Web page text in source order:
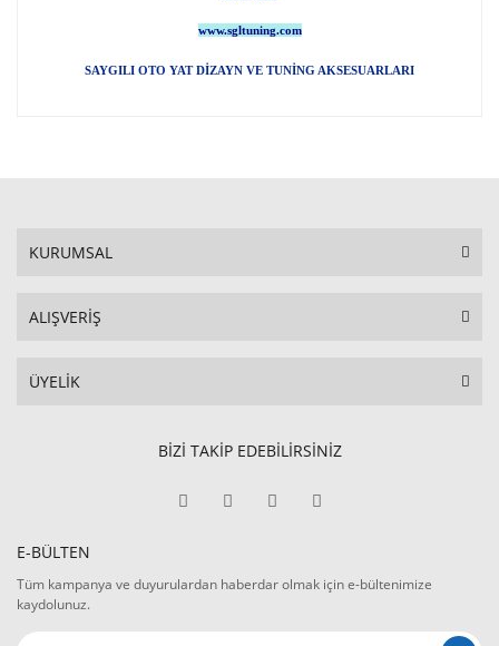
www.sgltuning.com
SAYGILI OTO YAT DİZAYN VE TUNİNG AKSESUARLARI
KURUMSAL
ALIŞVERİŞ
ÜYELİK
BİZİ TAKİP EDEBİLİRSİNİZ
E-BÜLTEN
Tüm kampanya ve duyurulardan haberdar olmak için e-bültenimize
kaydolunuz.